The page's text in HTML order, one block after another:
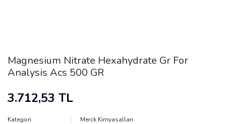
Magnesium Nitrate Hexahydrate Gr For
Analysis Acs 500 GR
3.712,53 TL
Kategori
Merck Kimyasalları